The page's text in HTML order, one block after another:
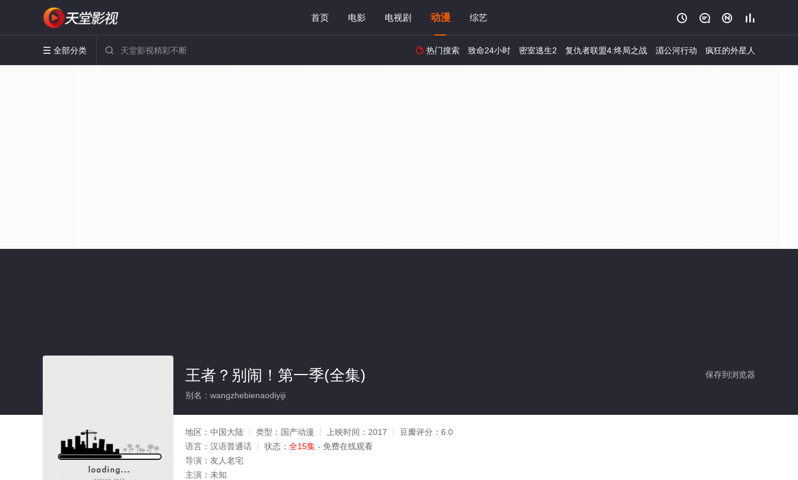
首页 电影 电视剧 动漫 综艺    
 全部分类   热门搜索 致命24小时 密室逃生2 复仇者联盟4:终局之战 湄公河行动 疯狂的外星人
保存到浏览器
王者？别闹！第一季(全集)
别名：wangzhebienaodiyiji
地区： 中国大陆 类型： 国产动漫 上映时间： 2017 豆瓣评分： 6.0
语言： 汉语普通话 状态： 全15集 - 免费在线观看
导演： 友人老宅
主演： 未知